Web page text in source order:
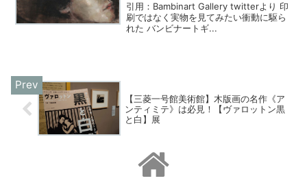
引用：Bambinart Gallery twitterより 印
刷ではなく実物を見てみたい衝動に駆ら
れた バンビナートギ...
【三菱一号館美術館】木版画の名作《ア
ンティミテ》は必見！【ヴァロットン黒
と白】展